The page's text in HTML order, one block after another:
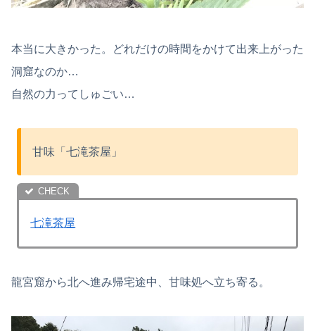
本当に大きかった。どれだけの時間をかけて出来上がった
洞窟なのか…
自然の力ってしゅごい…
甘味「七滝茶屋」
七滝茶屋
龍宮窟から北へ進み帰宅途中、甘味処へ立ち寄る。